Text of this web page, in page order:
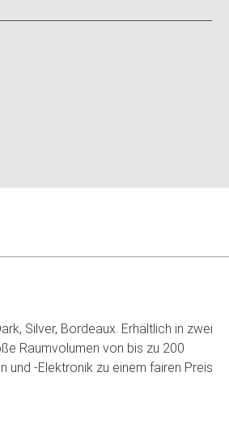
Silver, Bordeaux. Erhältlich in zwei
Raumvolumen von bis zu 200
und -Elektronik zu einem fairen Preis